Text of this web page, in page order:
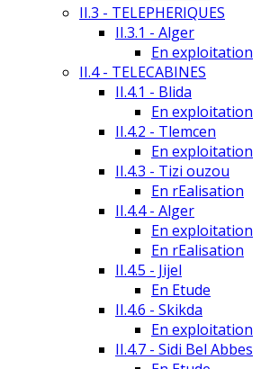
II.3 - TELEPHERIQUES
II.3.1 - Alger
En exploitation
II.4 - TELECABINES
II.4.1 - Blida
En exploitation
II.4.2 - Tlemcen
En exploitation
II.4.3 - Tizi ouzou
En rEalisation
II.4.4 - Alger
En exploitation
En rEalisation
II.4.5 - Jijel
En Etude
II.4.6 - Skikda
En exploitation
II.4.7 - Sidi Bel Abbes